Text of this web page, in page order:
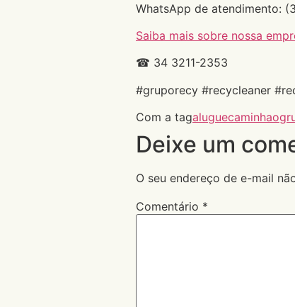
WhatsApp de atendimento:
Saiba mais sobre nossa
☎ 34 3211-2353
#gruporecy #recycleaner
Com a tagaluguecaminhao
Deixe um
O seu endereço de e-mail
Comentário *